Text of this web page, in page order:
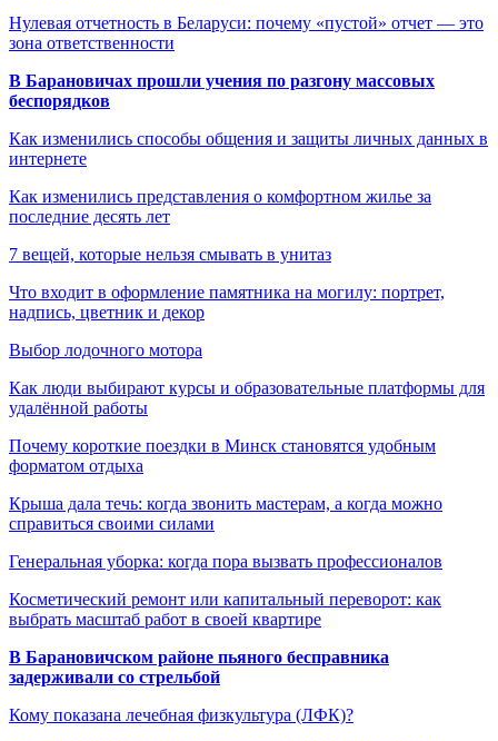
Нулевая отчетность в Беларуси: почему «пустой» отчет — это
зона ответственности
В Барановичах прошли учения по разгону массовых
беспорядков
Как изменились способы общения и защиты личных данных в
интернете
Как изменились представления о комфортном жилье за
последние десять лет
7 вещей, которые нельзя смывать в унитаз
Что входит в оформление памятника на могилу: портрет,
надпись, цветник и декор
Выбор лодочного мотора
Как люди выбирают курсы и образовательные платформы для
удалённой работы
Почему короткие поездки в Минск становятся удобным
форматом отдыха
Крыша дала течь: когда звонить мастерам, а когда можно
справиться своими силами
Генеральная уборка: когда пора вызвать профессионалов
Косметический ремонт или капитальный переворот: как
выбрать масштаб работ в своей квартире
В Барановичском районе пьяного бесправника
задерживали со стрельбой
Кому показана лечебная физкультура (ЛФК)?